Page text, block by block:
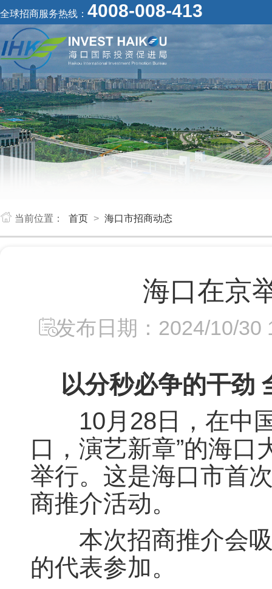
全球招商服务热线： 4008-008-413
当前位置： 首页 > 海口市招商动态
海口在京
发布日期：2024/10/30
以分秒必争的干劲
10月28日，在中国
口，演艺新章”的海
举行。这是海口市首
商推介活动。
本次招商推介会吸
的代表参加。